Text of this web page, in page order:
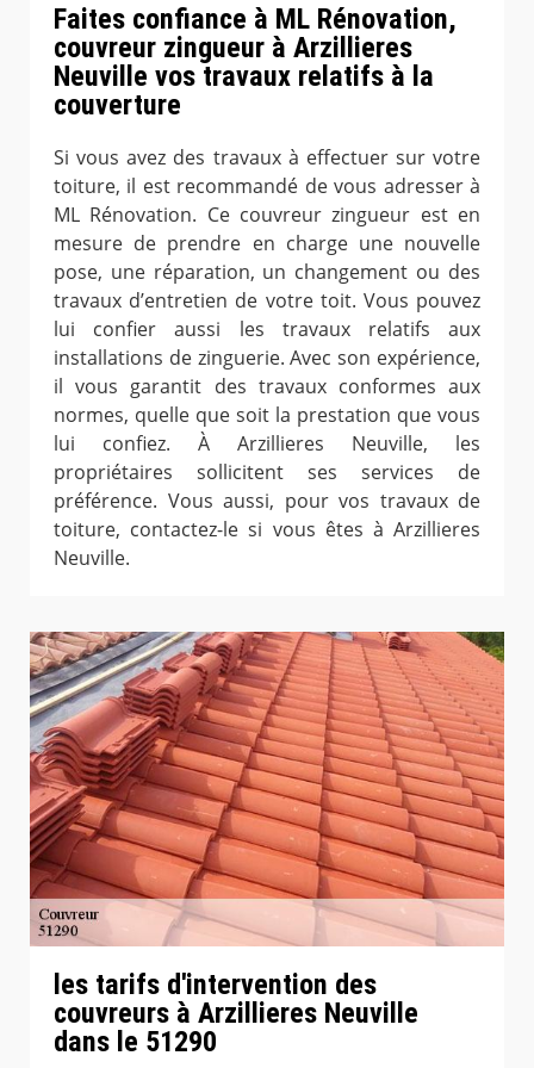
Faites confiance à ML Rénovation,
couvreur zingueur à Arzillieres
Neuville vos travaux relatifs à la
couverture
Si vous avez des travaux à effectuer sur votre
toiture, il est recommandé de vous adresser à
ML Rénovation. Ce couvreur zingueur est en
mesure de prendre en charge une nouvelle
pose, une réparation, un changement ou des
travaux d’entretien de votre toit. Vous pouvez
lui confier aussi les travaux relatifs aux
installations de zinguerie. Avec son expérience,
il vous garantit des travaux conformes aux
normes, quelle que soit la prestation que vous
lui confiez. À Arzillieres Neuville, les
propriétaires sollicitent ses services de
préférence. Vous aussi, pour vos travaux de
toiture, contactez-le si vous êtes à Arzillieres
Neuville.
les tarifs d'intervention des
couvreurs à Arzillieres Neuville
dans le 51290